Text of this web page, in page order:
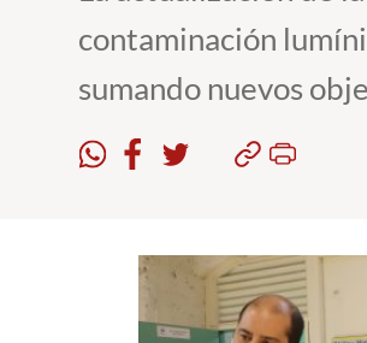
contaminación
sumando nuevos